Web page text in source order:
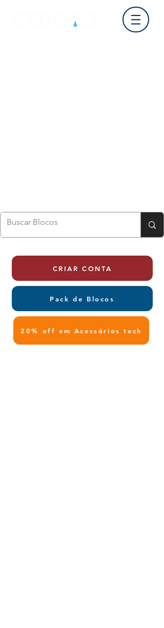
CRIAR CONTA
Pack de Blocos
20% off em Acessórios tech